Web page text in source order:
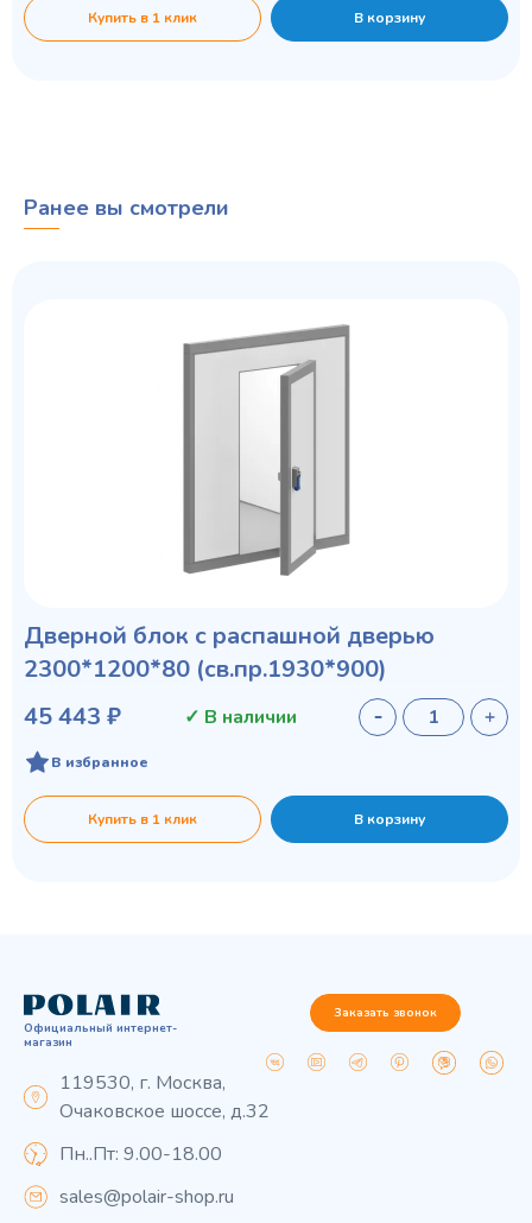
Купить в 1 клик В корзину
Ранее вы смотрели
Дверной блок с распашной дверью
2300*1200*80 (св.пр.1930*900)
45 443 ₽
✓ В наличии
В избранное
Купить в 1 клик В корзину
Официальный интернет-
магазин
119530, г. Москва,
Очаковское шоссе, д.32
Пн..Пт: 9.00-18.00
sales@polair-shop.ru
Заказать звонок